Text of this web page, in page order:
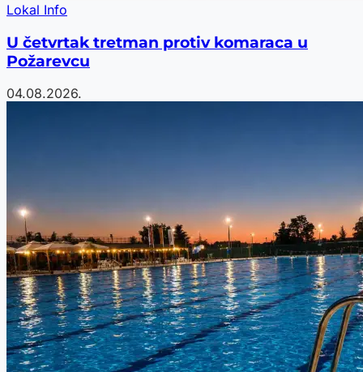
Lokal Info
U četvrtak tretman protiv komaraca u
Požarevcu
04.08.2026.